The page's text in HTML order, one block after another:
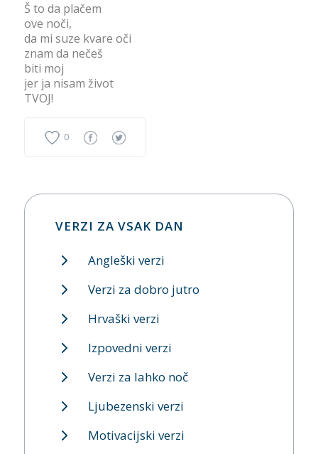
Š to da plačem
ove noči,
da mi suze kvare oči
znam da nečeš
biti moj
jer ja nisam život
TVOJ!
0
VERZI ZA VSAK DAN
Angleški verzi
Verzi za dobro jutro
Hrvaški verzi
Izpovedni verzi
Verzi za lahko noč
Ljubezenski verzi
Motivacijski verzi